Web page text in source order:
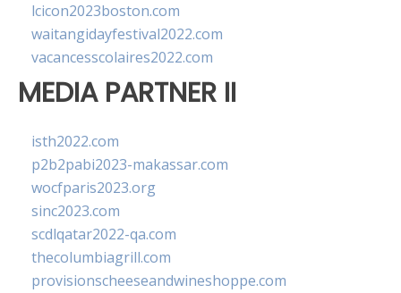
lcicon2023boston.com
waitangidayfestival2022.com
vacancesscolaires2022.com
MEDIA PARTNER II
isth2022.com
p2b2pabi2023-makassar.com
wocfparis2023.org
sinc2023.com
scdlqatar2022-qa.com
thecolumbiagrill.com
provisionscheeseandwineshoppe.com